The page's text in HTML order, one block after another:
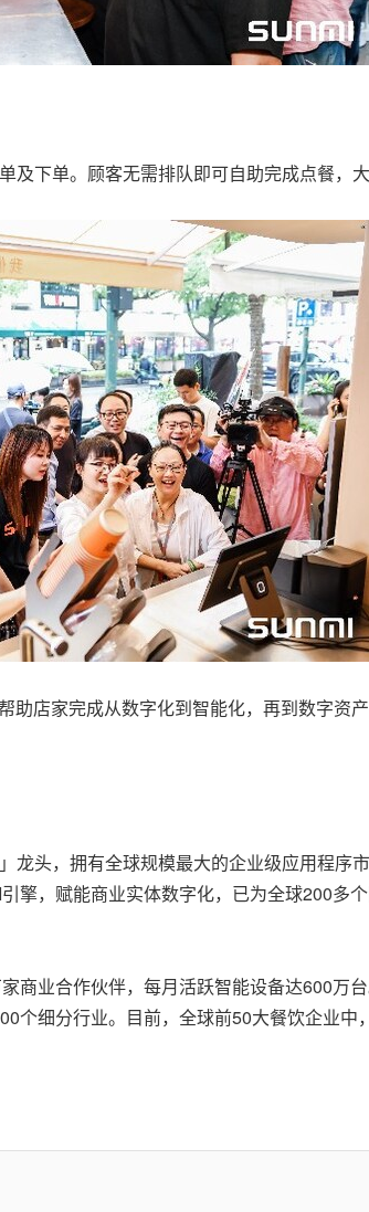
及下单。顾客无需排队即可自助完成点餐，
店家完成从数字化到智能化，再到数字资
头，拥有全球规模最大的企业级应用程序
擎，赋能商业实体数字化，已为全球200多
商业合作伙伴，每月活跃智能设备达600万
细分行业。目前，全球前50大餐饮企业中